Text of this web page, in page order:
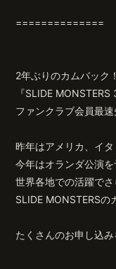
==============
2年ぶりのカムバック！
『SLIDE
ファンクラブ会員最速
昨年はアメリカ、イ
今年はオランダ公演
世界各地での活躍で
SLIDE MONSTERSの
たくさんのお申し込